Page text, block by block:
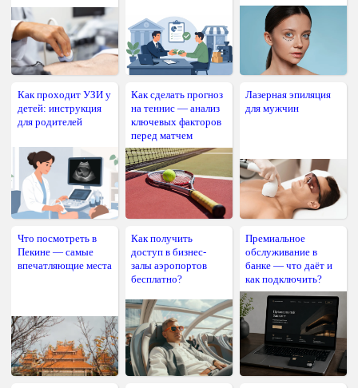
Как проходит УЗИ у
детей: инструкция
для родителей
Как сделать прогноз
на теннис — анализ
ключевых факторов
перед матчем
Лазерная эпиляция
для мужчин
Что посмотреть в
Пекине — самые
впечатляющие места
Как получить
доступ в бизнес-
залы аэропортов
бесплатно?
Премиальное
обслуживание в
банке — что даёт и
как подключить?